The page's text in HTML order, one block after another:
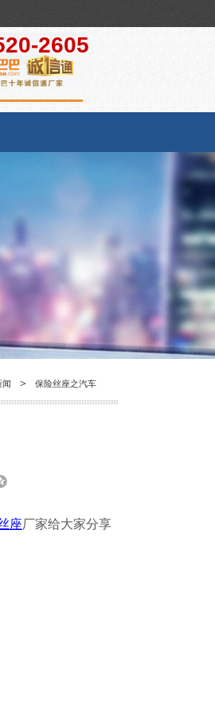
2605
闻 ＞
保险丝座之汽车
座厂家给大家分享